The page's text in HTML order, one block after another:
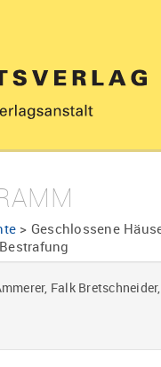
> Geschlossene
Falk